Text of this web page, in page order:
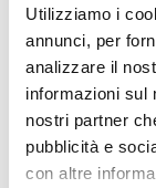
Utilizziamo i
annunci, per
analizzare il
informazioni sul
nostri partner
pubblicità e
con altre
Se sei
"
il costo della